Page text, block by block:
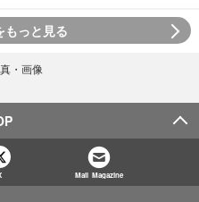
もっと見る
・画像
Mail Magazine